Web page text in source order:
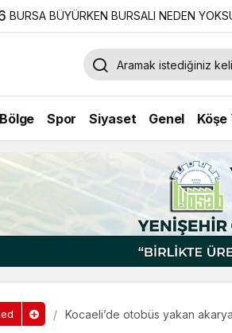
BURSA BÜYÜRKEN BURSALI NEDEN
Spor Siyaset Genel Köşe
Kocaeli’de otobüs yakan